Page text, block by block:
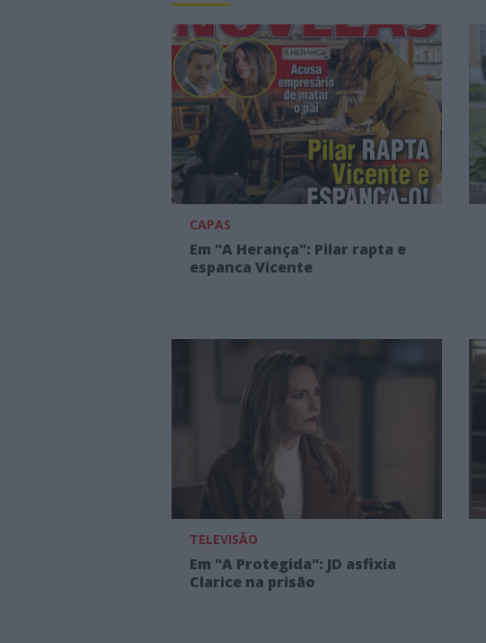
CAPAS
Em "A Herança": Pilar rapta e
espanca Vicente
TELEVISÃO
Em "A Protegida": JD asfixia
Clarice na prisão